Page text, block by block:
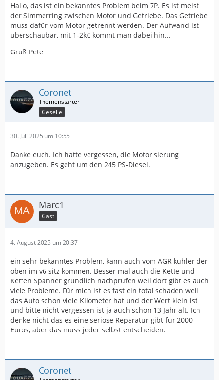
Hallo, das ist ein bekanntes Problem beim 7P. Es ist meist
der Simmerring zwischen Motor und Getriebe. Das Getriebe
muss dafür vom Motor getrennt werden. Der Aufwand ist
überschaubar, mit 1-2k€ kommt man dabei hin...
Gruß Peter
Coronet
Geselle
30. Juli 2025 um 10:55
Danke euch. Ich hatte vergessen, die Motorisierung
anzugeben. Es geht um den 245 PS-Diesel.
Marc1
Gast
4. August 2025 um 20:37
ein sehr bekanntes Problem, kann auch vom AGR kühler der
oben im v6 sitz kommen. Besser mal auch die Kette und
Ketten Spanner gründlich nachprüfen weil dort gibt es auch
viele Probleme. Für mich ist es fast ein total schaden weil
das Auto schon viele Kilometer hat und der Wert klein ist
und bitte nicht vergessen ist ja auch schon 13 Jahr alt. Ich
denke nicht das es eine seriöse Reparatur gibt für 2000
Euros, aber das muss jeder selbst entscheiden.
Coronet